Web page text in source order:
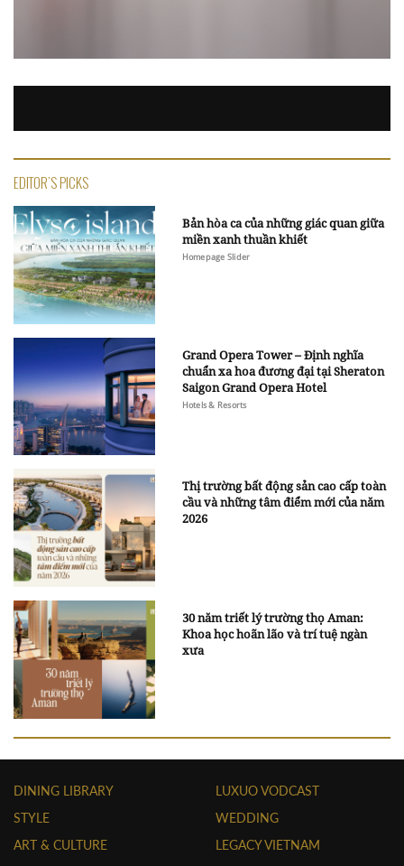
EDITOR'S PICKS
Bản hòa ca của những giác quan giữa
miền xanh thuần khiết
Homepage Slider
Grand Opera Tower – Định nghĩa
chuẩn xa hoa đương đại tại Sheraton
Saigon Grand Opera Hotel
Hotels & Resorts
Thị trường bất động sản cao cấp toàn
cầu và những tâm điểm mới của năm
2026
30 năm triết lý trường thọ Aman:
Khoa học hoãn lão và trí tuệ ngàn
xưa
DINING LIBRARY
STYLE
ART & CULTURE
LUXUO VODCAST
WEDDING
LEGACY VIETNAM